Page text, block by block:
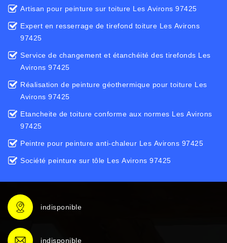
Artisan pour peinture sur toiture Les Avirons 97425
Expert en resserrage de tirefond toiture Les Avirons
97425
Service de changement et étanchéité des tirefonds Les
Avirons 97425
Réalisation de peinture géothermique pour toiture Les
Avirons 97425
Etancheite de toiture conforme aux normes Les Avirons
97425
Peintre pour peinture anti-chaleur Les Avirons 97425
Société peinture sur tôle Les Avirons 97425
indisponible
indisponible